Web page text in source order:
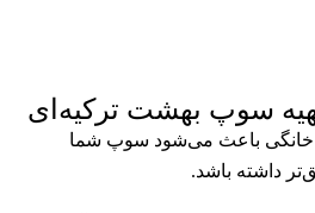
سوپ بهشت ترکیه‌ای
خانگی باعث می‌شود سوپ شما
داشته باشد.